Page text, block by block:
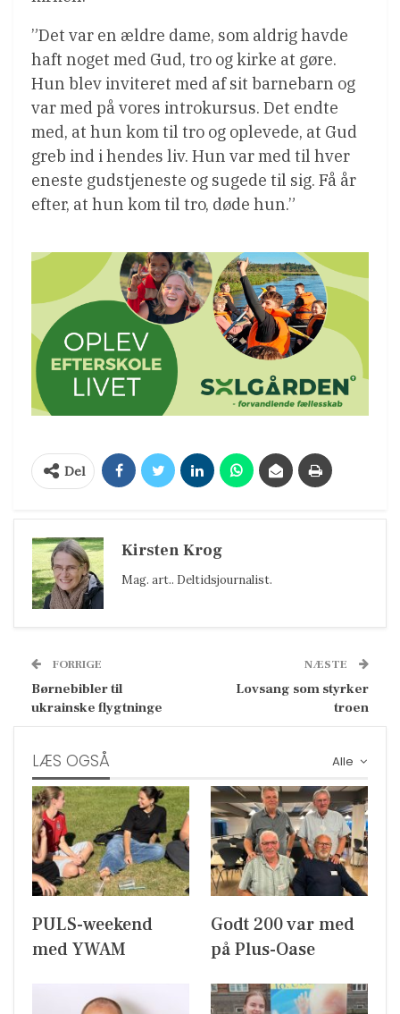
”Det var en ældre dame, som aldrig havde
haft noget med Gud, tro og kirke at gøre.
Hun blev inviteret med af sit barnebarn og
var med på vores introkursus. Det endte
med, at hun kom til tro og oplevede, at Gud
greb ind i hendes liv. Hun var med til hver
eneste gudstjeneste og sugede til sig. Få år
efter, at hun kom til tro, døde hun.”
Del
Kirsten Krog
Mag. art.. Deltidsjournalist.
FORRIGE
Børnebibler til
ukrainske flygtninge
NÆSTE
Lovsang som styrker
troen
Alle
LÆS OGSÅ
PULS-weekend
med YWAM
Godt 200 var med
på Plus-Oase